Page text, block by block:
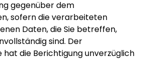
gegenüber dem
sofern die verarbeiteten
Daten, die Sie betreffen,
sind. Der
die Berichtigung unverzüglich